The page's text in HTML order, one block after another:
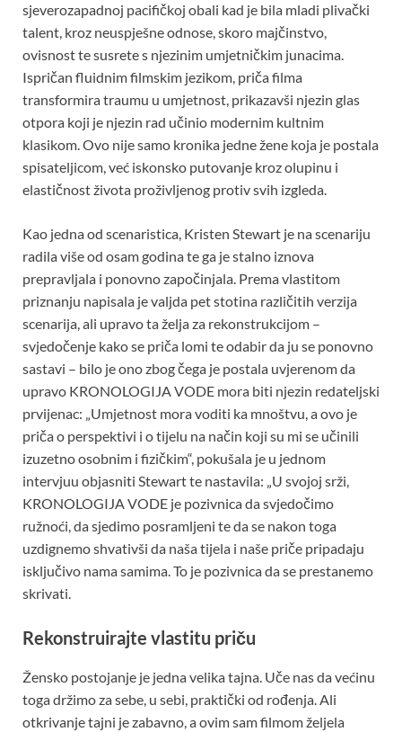
sjeverozapadnoj pacifičkoj obali kad je bila mladi plivački
talent, kroz neuspješne odnose, skoro majčinstvo,
ovisnost te susrete s njezinim umjetničkim junacima.
Ispričan fluidnim filmskim jezikom, priča filma
transformira traumu u umjetnost, prikazavši njezin glas
otpora koji je njezin rad učinio modernim kultnim
klasikom. Ovo nije samo kronika jedne žene koja je postala
spisateljicom, već iskonsko putovanje kroz olupinu i
elastičnost života proživljenog protiv svih izgleda.
Kao jedna od scenaristica, Kristen Stewart je na scenariju
radila više od osam godina te ga je stalno iznova
prepravljala i ponovno započinjala. Prema vlastitom
priznanju napisala je valjda pet stotina različitih verzija
scenarija, ali upravo ta želja za rekonstrukcijom –
svjedočenje kako se priča lomi te odabir da ju se ponovno
sastavi – bilo je ono zbog čega je postala uvjerenom da
upravo KRONOLOGIJA VODE mora biti njezin redateljski
prvijenac: „Umjetnost mora voditi ka mnoštvu, a ovo je
priča o perspektivi i o tijelu na način koji su mi se učinili
izuzetno osobnim i fizičkim“, pokušala je u jednom
intervjuu objasniti Stewart te nastavila: „U svojoj srži,
KRONOLOGIJA VODE je pozivnica da svjedočimo
ružnoći, da sjedimo posramljeni te da se nakon toga
uzdignemo shvativši da naša tijela i naše priče pripadaju
isključivo nama samima. To je pozivnica da se prestanemo
skrivati.
Rekonstruirajte vlastitu priču
Žensko postojanje je jedna velika tajna. Uče nas da većinu
toga držimo za sebe, u sebi, praktički od rođenja. Ali
otkrivanje tajni je zabavno, a ovim sam filmom željela